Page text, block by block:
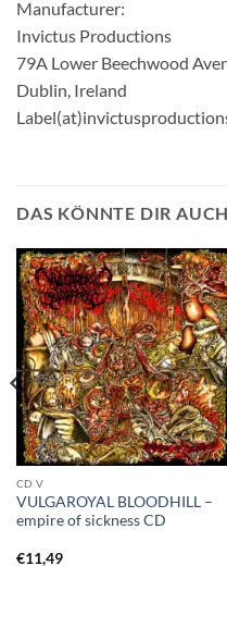
Manufacturer:
Invictus Productions
79A Lower Beechwood
Dublin, Ireland
DAS KÖNNTE DIR
CD V
VULGAROYAL BLOODHILL –
empire of sickness CD
€11,49